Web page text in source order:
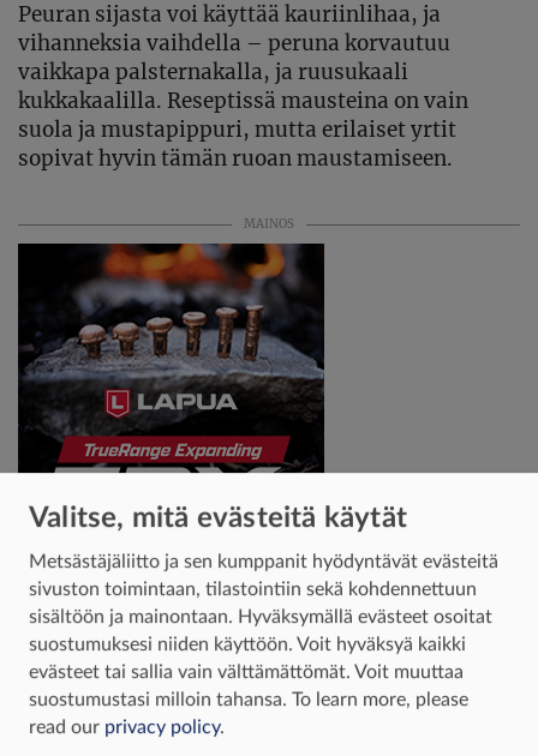
Peuran sijasta voi käyttää kauriinlihaa, ja
vihanneksia vaihdella – peruna korvautuu
vaikkapa palsternakalla, ja ruusukaali
kukkakaalilla. Reseptissä mausteina on vain
suola ja mustapippuri, mutta erilaiset yrtit
sopivat hyvin tämän ruoan maustamiseen.
MAINOS
MAINOS PÄÄTTYY
Tarjoile ruoka vaikkapa aiolin ja vihersalaatin
kanssa.
Jahtimedia on Metsästäjäliiton verkkomedia.
Valitse, mitä evästeitä käytät
Metsästäjäliitto ja sen kumppanit hyödyntävät evästeitä
sivuston toimintaan, tilastointiin sekä kohdennettuun
sisältöön ja mainontaan. Hyväksymällä evästeet osoitat
suostumuksesi niiden käyttöön. Voit hyväksyä kaikki
evästeet tai sallia vain välttämättömät. Voit muuttaa
suostumustasi milloin tahansa. To learn more, please
read our privacy policy.